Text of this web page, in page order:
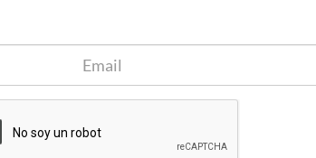
que permitirá que los vinos de Monterrei
demostrando lo importante que es